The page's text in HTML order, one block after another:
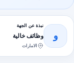
و
نبذة عن الجهة
وظائف خالية
الامارات